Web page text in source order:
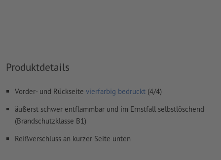
Produktdetails
Vorder- und Rückseite vierfarbig bedruckt (4/4)
äußerst schwer entflammbar und im Ernstfall selbstlöschend
(Brandschutzklasse B1)
Reißverschluss an kurzer Seite unten